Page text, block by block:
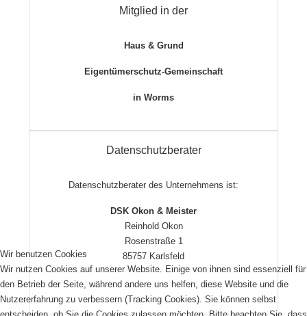
Mitglied in der
Haus & Grund
Eigentümerschutz-Gemeinschaft
in Worms
Datenschutzberater
Datenschutzberater des Unternehmens ist:
DSK Okon & Meister
Reinhold Okon
Rosenstraße 1
85757 Karlsfeld
Wir benutzen Cookies
Wir nutzen Cookies auf unserer Website. Einige von ihnen sind essenziell für
den Betrieb der Seite, während andere uns helfen, diese Website und die
Nutzererfahrung zu verbessern (Tracking Cookies). Sie können selbst